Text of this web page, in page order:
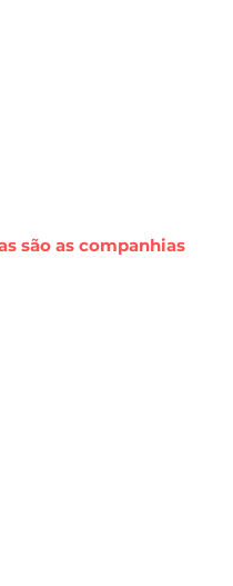
são as companhias